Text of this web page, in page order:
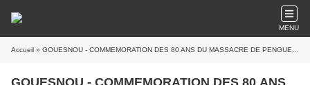
MENU
Accueil » GOUESNOU - COMMEMORATION DES 80 ANS DU MASSACRE DE PENGUEREC
GOUESNOU - COMMEMORATION DES 80 ANS